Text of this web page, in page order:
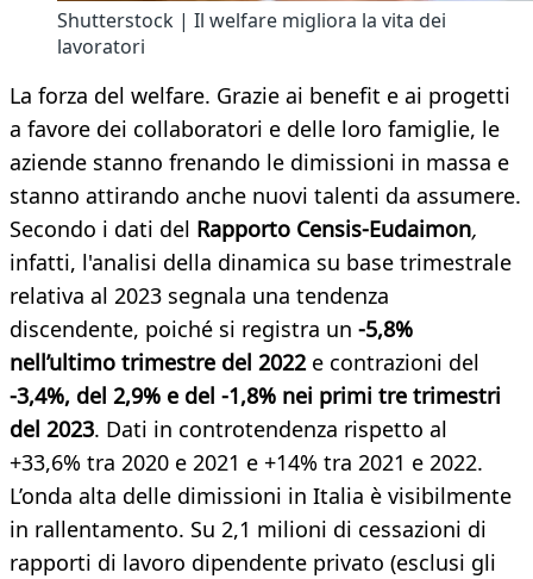
Shutterstock | Il welfare migliora la vita dei
lavoratori
La forza del welfare. Grazie ai benefit e ai progetti
a favore dei collaboratori e delle loro famiglie, le
aziende stanno frenando le dimissioni in massa e
stanno attirando anche nuovi talenti da assumere.
Secondo i dati del Rapporto Censis-Eudaimon,
infatti, l'analisi della dinamica su base trimestrale
relativa al 2023 segnala una tendenza
discendente, poiché si registra un -5,8%
nell’ultimo trimestre del 2022e contrazioni del
-3,4%, del 2,9% e del -1,8% nei primi tre trimestri
del 2023. Dati in controtendenza rispetto al
+33,6% tra 2020 e 2021 e +14% tra 2021 e 2022.
L’onda alta delle dimissioni in Italia è visibilmente
in rallentamento. Su 2,1 milioni di cessazioni di
rapporti di lavoro dipendente privato (esclusi gli